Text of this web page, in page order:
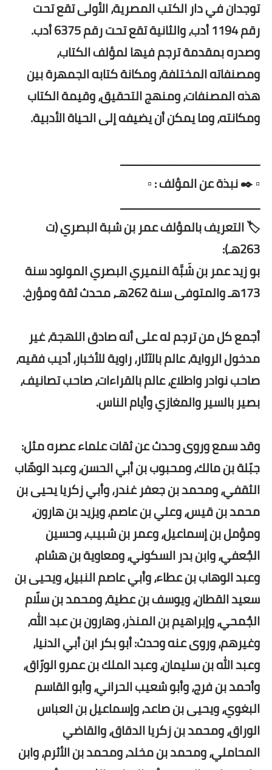
توجدان في دار الكتب المصرية، الأولى تقع تحت
رقم 1194 أدب، والثانية تقع تحت رقم 6375 أدب.
وصدره بمقدمة ترجم فيها لمؤلف الكتاب،
ومصنفاته المختلفة، ومكانة كتابه الجمهرة بين
هذه المصنفات، ومنهج التحقيق، وقيمة الكتاب
ومكانته، وما يمكن أن يضيفه إلى الحياة الأدبية.
ــــــــــــــــــــــــــــــــــــــــــــــ
▫️ ✒️ نبذة عن المؤلف : ▫️
ــــــــــــــــــــــــــــــــــــــــــــــ
🏷️ التعريف بالمؤلف عمر بن شبة البصري (ت
263هـ):
بو زيد عمر بن شَبَّة النميري البصري المولود سنة
173هـ والمتوفى سنة 262هـ، محدث ثقة ومؤرخ.
أجمع كل من ترجم له على أنه صادق اللهجة، غير
مدخول الرواية، عالم بالآثار، راوية للأخبار، أديب فقيه،
صاحب نوادر واطلاع، عالم بالقراءات، صاحب تصانيف،
بصير بالسير والمغازي وأيام الناس.
وقد سمع وروى وحدث عن ثقات علماء عصره مثل:
جبّلة بن مالك، ومحبوب بن أبي الحسن، وعبد الوهّاب
الثقفي، ومحمد بن جعفر غندر، وأبي زكريا يحيى بن
محمد بن قيس، وعلي بن عاصم، ويزيد بن هارون،
ومؤمل بن إسماعيل، وعمر بن شبيب، وحسين
الجُعفي، وابن بدر السكوني، ومعاوية بن هشام،
وعبد الوهاب بن عطاء، وأبي عاصم النبيل، ويحيى بن
سعيد القطان، ويوسف بن عطية، ومحمد بن سلّام
الجُمحي، وإبراهيم بن المنذر، وهارون بن عبد الله،
وغيرهم، وروى عنه وحدث: أبو بكر ابن أبي الدنيا،
وعبد الله بن سليمان، وعبد الملك بن عمرو الورّاق،
وأحمد بن فرج، وأبو شعيب الحراني، وأبو القاسم
البغوي، ويحيى بن صاعد، وإسماعيل بن العباس
الوراق، ومحمد بن زكريا الدقاق، والقاضي
المحاملي، ومحمد بن مخلد، ومحمد بن الأثرم، وابن